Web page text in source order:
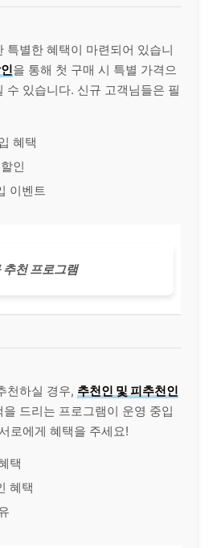
특별한 혜택이 마련되어 있습니
을 통해 첫 구매 시 특별 가격으
수 있습니다. 신규 고객님들은 필
혜택
인
이벤트
추천 프로그램
천하실 경우, 추천인 및 피추천인
드리는 프로그램이 운영 중입
로에게 혜택을 주세요!
택
혜택